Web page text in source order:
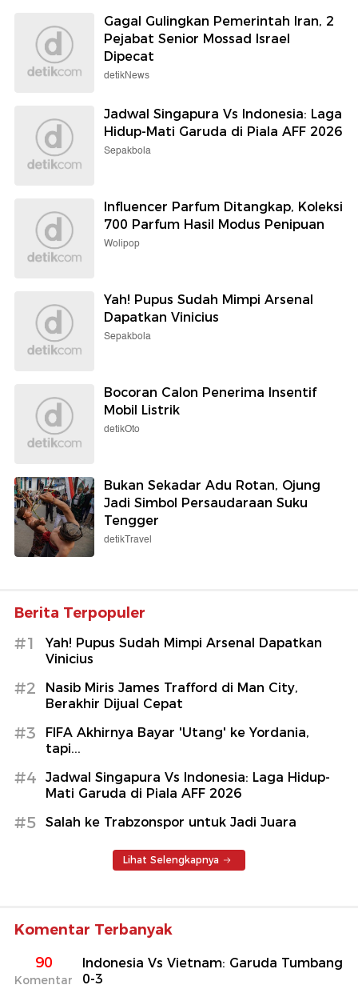
Gagal Gulingkan Pemerintah Iran, 2
Pejabat Senior Mossad Israel
Dipecat
detikNews
Jadwal Singapura Vs Indonesia: Laga
Hidup-Mati Garuda di Piala AFF 2026
Sepakbola
Influencer Parfum Ditangkap, Koleksi
700 Parfum Hasil Modus Penipuan
Wolipop
Yah! Pupus Sudah Mimpi Arsenal
Dapatkan Vinicius
Sepakbola
Bocoran Calon Penerima Insentif
Mobil Listrik
detikOto
Bukan Sekadar Adu Rotan, Ojung
Jadi Simbol Persaudaraan Suku
Tengger
detikTravel
Berita Terpopuler
#1
Yah! Pupus Sudah Mimpi Arsenal Dapatkan
Vinicius
#2
Nasib Miris James Trafford di Man City,
Berakhir Dijual Cepat
#3
FIFA Akhirnya Bayar 'Utang' ke Yordania,
tapi...
#4
Jadwal Singapura Vs Indonesia: Laga Hidup-
Mati Garuda di Piala AFF 2026
#5 Salah ke Trabzonspor untuk Jadi Juara
Lihat Selengkapnya
Komentar Terbanyak
90
Komentar
Indonesia Vs Vietnam: Garuda Tumbang
0-3